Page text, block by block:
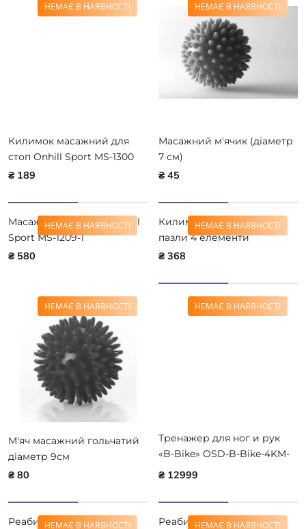
НЕМАЄ В НАЯВНОСТІ
Килимок масажний для
стоп Onhill Sport MS-1300
₴ 189
НЕМАЄ В НАЯВНОСТІ
Масажний м'ячик (діаметр
7 см)
₴ 45
НЕМАЄ В НАЯВНОСТІ
Масажний килимок Onhill
Sport MS-1209-1
₴ 580
НЕМАЄ В НАЯВНОСТІ
Килимок масажний Мікс
пазли 4 елементи
₴ 368
НЕМАЄ В НАЯВНОСТІ
M'яч масажний гольчатий
діаметр 9см
₴ 80
НЕМАЄ В НАЯВНОСТІ
Тренажер для ног и рук
«B-Bike» OSD-B-Bike-4KM-
500
₴ 12999
НЕМАЄ В НАЯВНОСТІ
Реабилитационный
НЕМАЄ В НАЯВНОСТІ
Реабилитационный